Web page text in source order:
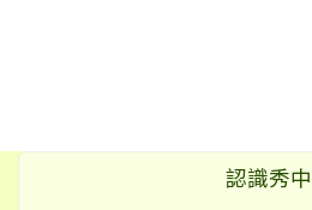
認識秀中